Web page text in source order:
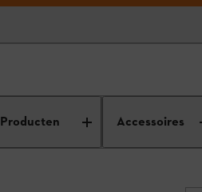
Producten Accessoires